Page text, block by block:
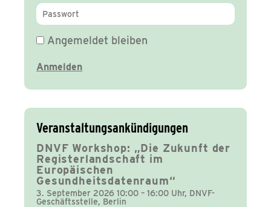
Angemeldet bleiben
Veranstaltungsankündigungen
DNVF Workshop: „Die Zukunft der
Registerlandschaft im
Europäischen
Gesundheitsdatenraum“
3. September 2026 10:00 – 16:00 Uhr, DNVF-
Geschäftsstelle, Berlin